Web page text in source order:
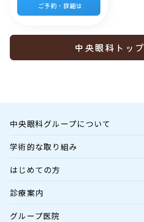
ご予約・詳細は
中央眼科トップ
中央眼科グループについて
学術的な取り組み
はじめての方
診療案内
グループ医院